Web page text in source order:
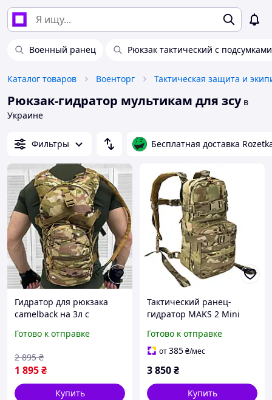
Военный ранец Рюкзак тактический с
Каталог товаров Военторг Тактическая защита и
Рюкзак-гидратор мультикам для зсув
Украине
Фильтры Бесплатная доставка
Гидратор для рюкзака
camelback на 3л с
Оксфорд Рюкзак питьевая
WEST
Готово к отправке
1 895₴
2 895 ₴
Купить
Тактический ранец-
гидратор MAKS 2 Mini
MOLLE гидрационный
рюкзак для ВСУ и ССО
Готово к отправке
от385₴/мес
3 850₴
Купить